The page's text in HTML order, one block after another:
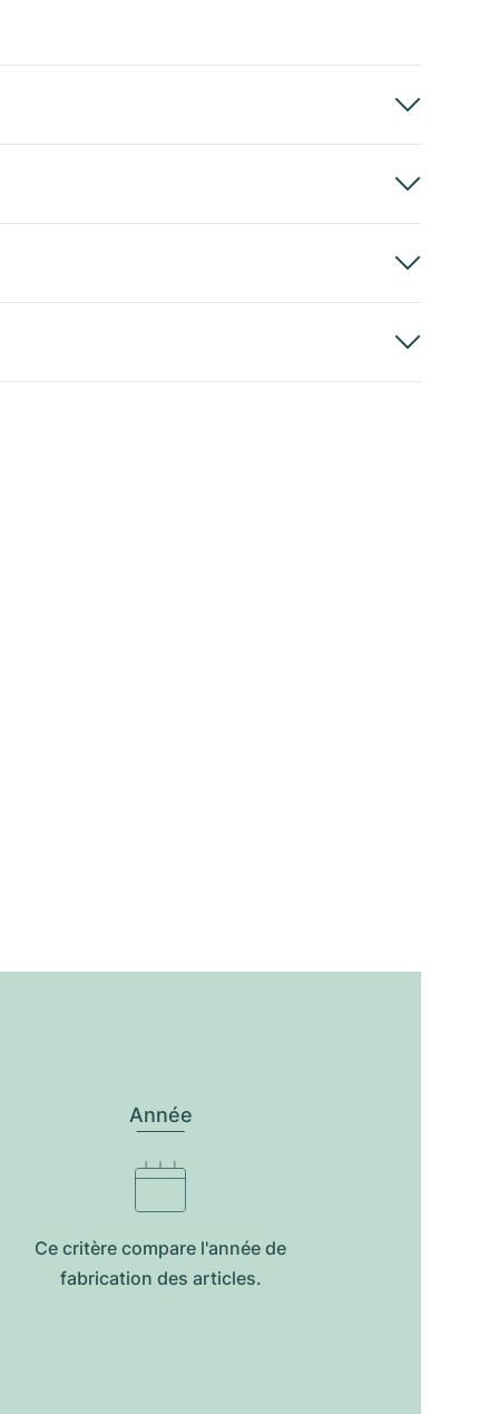
Année
Ce critère compare l'année de
fabrication des articles.